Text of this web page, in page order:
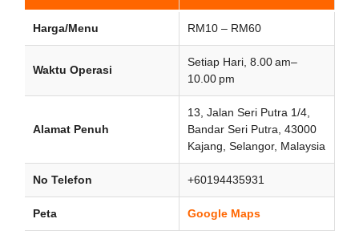
Harga/Menu RM10 – RM60
Waktu Operasi
Setiap Hari, 8.00 am–
10.00 pm
Alamat Penuh
13, Jalan Seri Putra 1/4,
Bandar Seri Putra, 43000
Kajang, Selangor, Malaysia
No Telefon +60194435931
Peta Google Maps